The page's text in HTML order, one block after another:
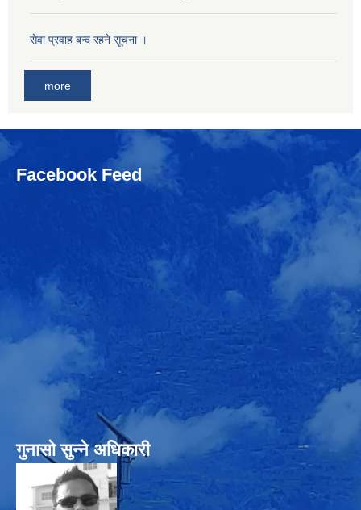
सेवा प्रवाह बन्द रहने सूचना ।
more
Facebook Feed
गुनासो सुन्‍ने अधिकारी